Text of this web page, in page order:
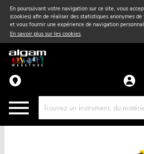
En poursuivant votre navigation sur ce site, vous
(cookies) afin de réaliser des statistiques anonymes
et vous fournir une expérience de navigation
En savoir plus sur les cookies.
Vent& Violon
Accessoires
Pièces détachées